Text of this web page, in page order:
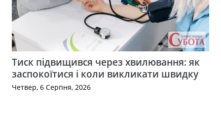
Тиск підвищився через хвилювання: як
заспокоїтися і коли викликати швидку
Четвер, 6 Серпня, 2026